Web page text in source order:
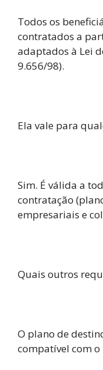
Todos os
contratados a
adaptados à Lei
9.656/98).
Ela vale para
Sim. É válida a
contratação
empresariais e
Quais outros
O plano de
compatível com